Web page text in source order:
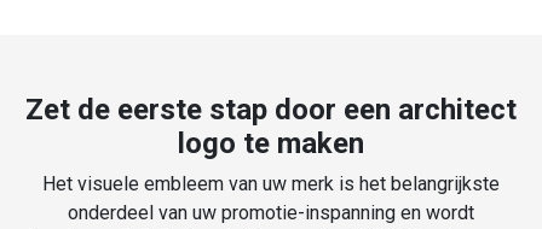
Zet de eerste stap door een architect
logo te maken
Het visuele embleem van uw merk is het belangrijkste
onderdeel van uw promotie-inspanning en wordt